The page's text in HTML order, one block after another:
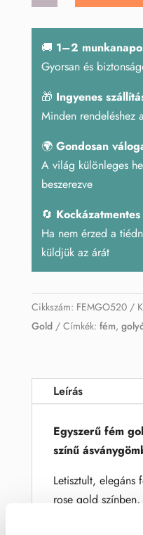
mennyiség
🚚 1–2
Gyorsan és
🎁 Ingyenes
Minden rendeléshez
🌍 Gondosan
A világ különleges
beszerezve
🔄
Ha nem érzed a
küldjük az árát
Cikkszám: FEMGO520
Gold
Címkék: fém,
Leírás
Egyszerű fém
színű
Letisztult,
rose gold